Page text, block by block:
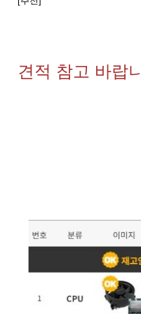
견적 참고 바랍